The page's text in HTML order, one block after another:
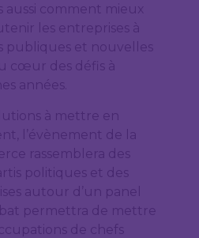
aussi comment mieux
les entreprises à
publiques et nouvelles
cœur des défis à
années.
à mettre en
l’évènement de la
rassemblera des
politiques et des
autour d’un panel
permettra de mettre
de chefs